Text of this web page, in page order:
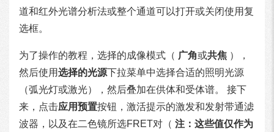
道和红外光谱分析法或整个通道可以打开或关闭使用复
选框。
为了操作的教程，选择的成像模式（ 广角或共焦 ），
然后使用选择的光源下拉菜单中选择合适的照明光源
（弧光灯或激光），然后叠加在供体和受体谱。 接下
来，点击应用预置按钮，激活提示的激发和发射带通滤
波器，以及在二色镜所选FRET对（ 注：这些值仅作为